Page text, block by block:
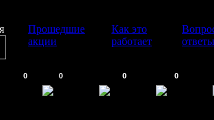
Прошедшие
акции
Как это
работает
ответы
0 0 0 0